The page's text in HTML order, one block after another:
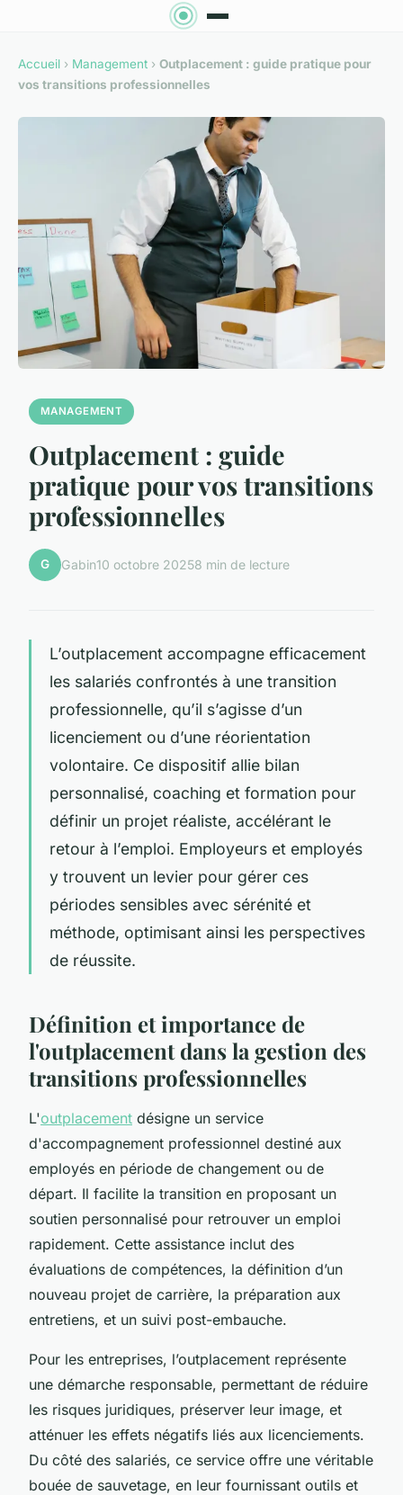
Accueil › Management › Outplacement : guide pratique pour
vos transitions professionnelles
MANAGEMENT
Outplacement : guide
pratique pour vos transitions
professionnelles
G Gabin10 octobre 20258 min de lecture
L’outplacement accompagne efficacement
les salariés confrontés à une transition
professionnelle, qu’il s’agisse d’un
licenciement ou d’une réorientation
volontaire. Ce dispositif allie bilan
personnalisé, coaching et formation pour
définir un projet réaliste, accélérant le
retour à l’emploi. Employeurs et employés
y trouvent un levier pour gérer ces
périodes sensibles avec sérénité et
méthode, optimisant ainsi les perspectives
de réussite.
Définition et importance de
l'outplacement dans la gestion des
transitions professionnelles
L'outplacement désigne un service
d'accompagnement professionnel destiné aux
employés en période de changement ou de
départ. Il facilite la transition en proposant un
soutien personnalisé pour retrouver un emploi
rapidement. Cette assistance inclut des
évaluations de compétences, la définition d’un
nouveau projet de carrière, la préparation aux
entretiens, et un suivi post-embauche.
Pour les entreprises, l’outplacement représente
une démarche responsable, permettant de réduire
les risques juridiques, préserver leur image, et
atténuer les effets négatifs liés aux licenciements.
Du côté des salariés, ce service offre une véritable
bouée de sauvetage, en leur fournissant outils et